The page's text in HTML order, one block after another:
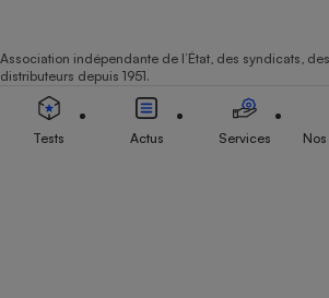
Association indépendante de l’État, des syndicats,
distributeurs depuis 1951.
Tests Actus Services